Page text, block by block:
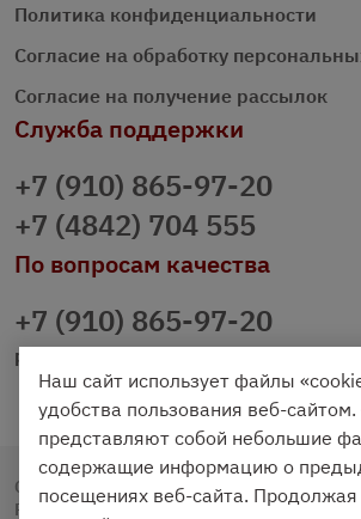
Политика конфиденциальности
Согласие на обработку
Согласие на получение рассылок
Служба поддержки
+7 (910) 865-97-20
+7 (4842) 704 555
По вопросам качества
+7 (910) 865-97-20
prazdnichniy40@palmi.ru
Copyright © 2020 - 2026. Праздничный Стол.
Разработка и продвижение - Vegas Studio
Наш сайт использует файлы
удобства пользования веб-сайтом.
представляют собой небольшие
содержащие информацию о
посещениях веб-сайта. Продолжая